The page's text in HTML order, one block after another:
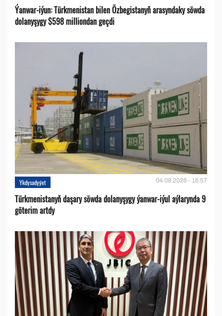
Ýanwar-iýun: Türkmenistan bilen Özbegistanyň arasyndaky söwda
dolanyşygy $598 milliondan geçdi
Ykdysadyýet 04.08.2026 - 16:57
Türkmenistanyň daşary söwda dolanyşygy ýanwar-iýul aýlarynda 9
göterim artdy